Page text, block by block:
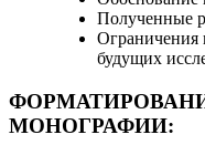
Полученные
Ограничения
будущих
МОНОГРАФИИ: